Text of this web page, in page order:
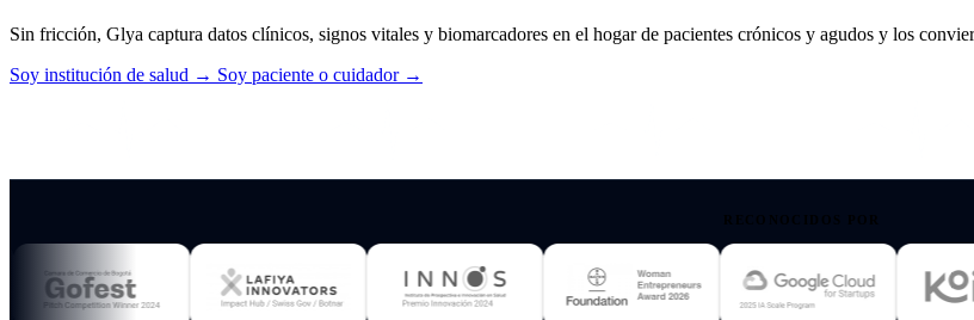
Sin fricción, Glya captura datos clínicos, signos vitales y biomarcadores en el hogar de pacientes crónicos y agudos y los
Soy institución de salud → Soy paciente o cuidador →